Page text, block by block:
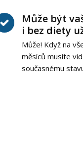
Může být
i bez diety
Může! Když na
měsíců musíte
současnému